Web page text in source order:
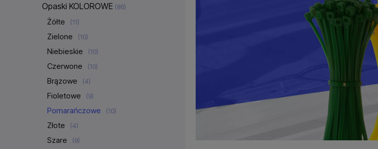
Opaski KOLOROWE (86)
Żółte (11)
Zielone (10)
Niebieskie (10)
Czerwone (10)
Brązowe (4)
Fioletowe (9)
Pomarańczowe (10)
Złote (4)
Szare (9)